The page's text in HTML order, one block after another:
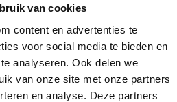
van cookies
content en advertenties te
voor social media te bieden en
analyseren. Ook delen we
van onze site met onze partners
en analyse. Deze partners
op onze klantenservice pagina.